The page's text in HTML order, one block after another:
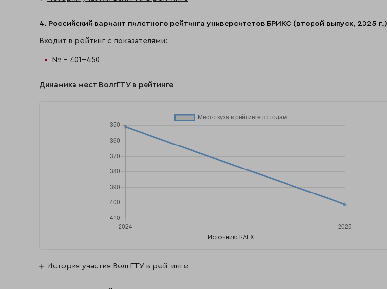
4. Российский вариант пилотного рейтинга университетов БРИКС (второй выпуск, 2025 г.)
Входит в рейтинг с показателями:
№ - 401-450
Динамика мест ВолгГТУ в рейтинге
Источник: RAEX
История участия ВолгГТУ в рейтинге